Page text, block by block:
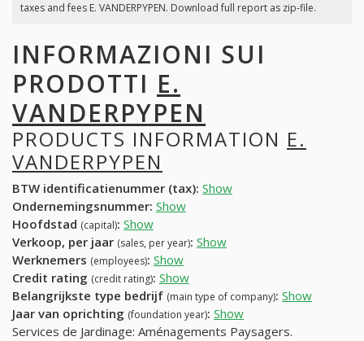
taxes and fees E. VANDERPYPEN. Download full report as zip-file.
INFORMAZIONI SUI
PRODOTTI E.
VANDERPYPEN
PRODUCTS INFORMATION E.
VANDERPYPEN
BTW identificatienummer (tax): Show
Ondernemingsnummer: Show
Hoofdstad (capital): Show
Verkoop, per jaar (sales, per year): Show
Werknemers (employees): Show
Credit rating (credit rating): Show
Belangrijkste type bedrijf (main type of company): Show
Jaar van oprichting (foundation year): Show
Services de Jardinage: Aménagements Paysagers.